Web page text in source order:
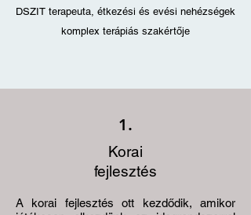
DSZIT terapeuta, étkezési és evési nehézségek
komplex terápiás szakértője
1.
Korai
fejlesztés
A korai fejlesztés ott kezdődik, amikor